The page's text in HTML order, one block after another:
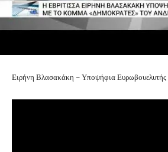
Ειρήνη Βλασακάκη – Υποψήφια